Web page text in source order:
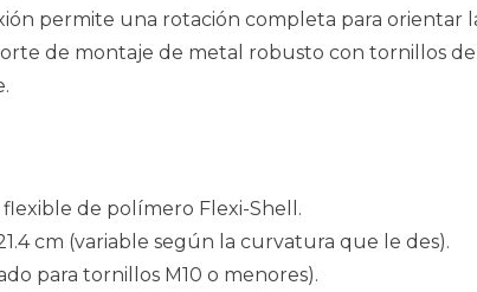
permite una rotación completa para
de montaje de metal robusto con tornillos
de polímero Flexi-Shell.
cm (variable según la curvatura que le des).
para tornillos M10 o menores).